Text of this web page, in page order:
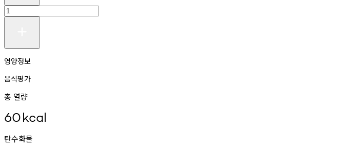
영양정보
음식평가
총 열량
60kcal
탄수화물